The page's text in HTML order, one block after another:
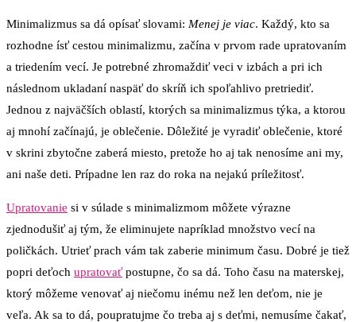
Minimalizmus sa dá opísať slovami: Menej je viac. Každý, kto sa
rozhodne ísť cestou minimalizmu, začína v prvom rade upratovaním
a triedením vecí. Je potrebné zhromaždiť veci v izbách a pri ich
následnom ukladaní naspäť do skríň ich spoľahlivo pretriediť.
Jednou z najväčších oblastí, ktorých sa minimalizmus týka, a ktorou
aj mnohí začínajú, je oblečenie. Dôležité je vyradiť oblečenie, ktoré
v skrini zbytočne zaberá miesto, pretože ho aj tak nenosíme ani my,
ani naše deti. Prípadne len raz do roka na nejakú príležitosť.
Upratovanie si v súlade s minimalizmom môžete výrazne
zjednodušiť aj tým, že eliminujete napríklad množstvo vecí na
poličkách. Utrieť prach vám tak zaberie minimum času. Dobré je tiež
popri deťoch upratovať postupne, čo sa dá. Toho času na materskej,
ktorý môžeme venovať aj niečomu inému než len deťom, nie je
veľa. Ak sa to dá, poupratujme čo treba aj s deťmi, nemusíme čakať,